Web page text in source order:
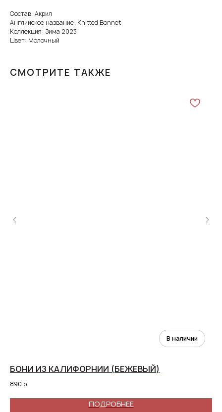
Состав: Акрил
Английское название: Knitted Bonnet
Коллекция: Зима 2023
Цвет: Молочный
СМОТРИТЕ ТАКЖЕ
БОНИ ИЗ КАЛИФОРНИИ (БЕЖЕВЫЙ)
890 р.
ПОДРОБНЕЕ